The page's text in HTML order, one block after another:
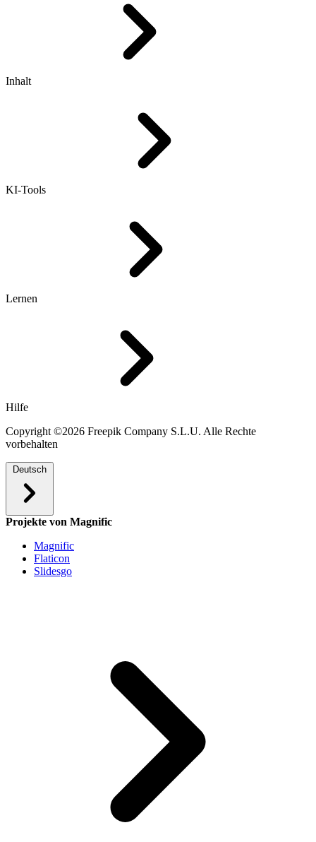
Inhalt
KI-Tools
Lernen
Hilfe
Copyright ©2026 Freepik Company S.L.U. Alle Rechte
vorbehalten
Deutsch
Projekte von Magnific
Magnific
Flaticon
Slidesgo